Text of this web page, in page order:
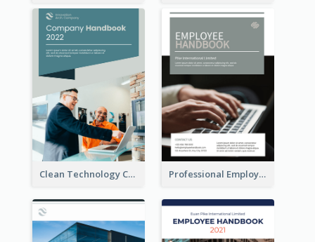
Clean Technology Company Handbook Professional Employee Handbook